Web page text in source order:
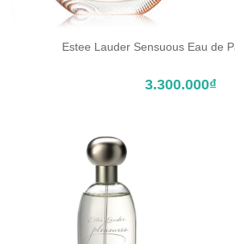
ĐẶT TRƯỚC SẢN
Estee Lauder Sensuous Eau de
3.300.000₫